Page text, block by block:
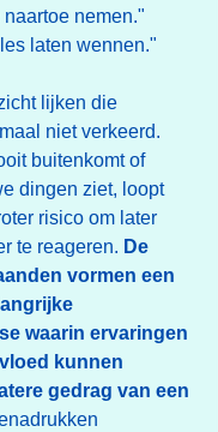
nemen."
laten wennen."
lijken die
niet verkeerd.
buitenkomt of
dingen ziet, loopt
risico om later
te reageren. De
vormen een
waarin ervaringen
kunnen
gedrag van een